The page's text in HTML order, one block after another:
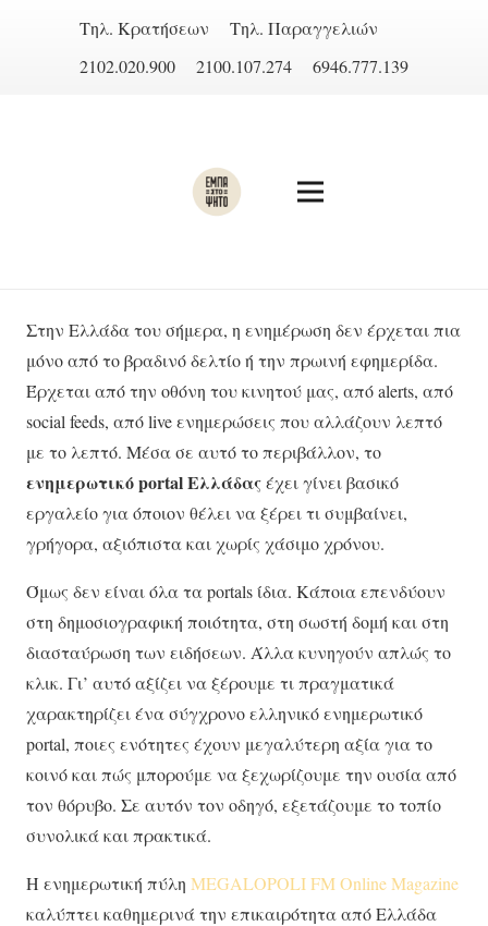
Τηλ. Κρατήσεων
Τηλ. Παραγγελιών
2102.020.900
2100.107.274 6946.777.139
Στην Ελλάδα του σήμερα, η ενημέρωση δεν έρχεται πια
μόνο από το βραδινό δελτίο ή την πρωινή εφημερίδα.
Έρχεται από την οθόνη του κινητού μας, από alerts, από
social feeds, από live ενημερώσεις που αλλάζουν λεπτό
με το λεπτό. Μέσα σε αυτό το περιβάλλον, το
ενημερωτικό portal Ελλάδαςέχει γίνει βασικό
εργαλείο για όποιον θέλει να ξέρει τι συμβαίνει,
γρήγορα, αξιόπιστα και χωρίς χάσιμο χρόνου.
Όμως δεν είναι όλα τα portals ίδια. Κάποια επενδύουν
στη δημοσιογραφική ποιότητα, στη σωστή δομή και στη
διασταύρωση των ειδήσεων. Άλλα κυνηγούν απλώς το
κλικ. Γι’ αυτό αξίζει να ξέρουμε τι πραγματικά
χαρακτηρίζει ένα σύγχρονο ελληνικό ενημερωτικό
portal, ποιες ενότητες έχουν μεγαλύτερη αξία για το
κοινό και πώς μπορούμε να ξεχωρίζουμε την ουσία από
τον θόρυβο. Σε αυτόν τον οδηγό, εξετάζουμε το τοπίο
συνολικά και πρακτικά.
Η ενημερωτική πύλη MEGALOPOLI FM Online Magazine
καλύπτει καθημερινά την επικαιρότητα από Ελλάδα